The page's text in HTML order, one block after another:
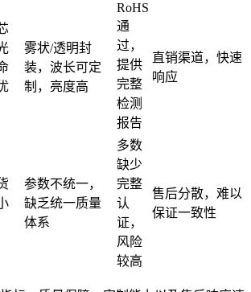
雾状/透明封
装，波长可定
制，亮度高
RoHS
通
过，
提供
完整
检测
报告
直销渠道，快速
响应
参数不统一，
缺乏统一质量
体系
多数
缺少
完整
认
证，
风险
较高
售后分散，难以
保证一致性